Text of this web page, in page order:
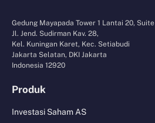
Gedung Mayapada Tower 1 Lantai 20,
Jl. Jend. Sudirman Kav. 28,
Kel. Kuningan Karet, Kec. Setiabudi
Jakarta Selatan, DKI Jakarta
Indonesia 12920
Produk
Investasi Saham AS